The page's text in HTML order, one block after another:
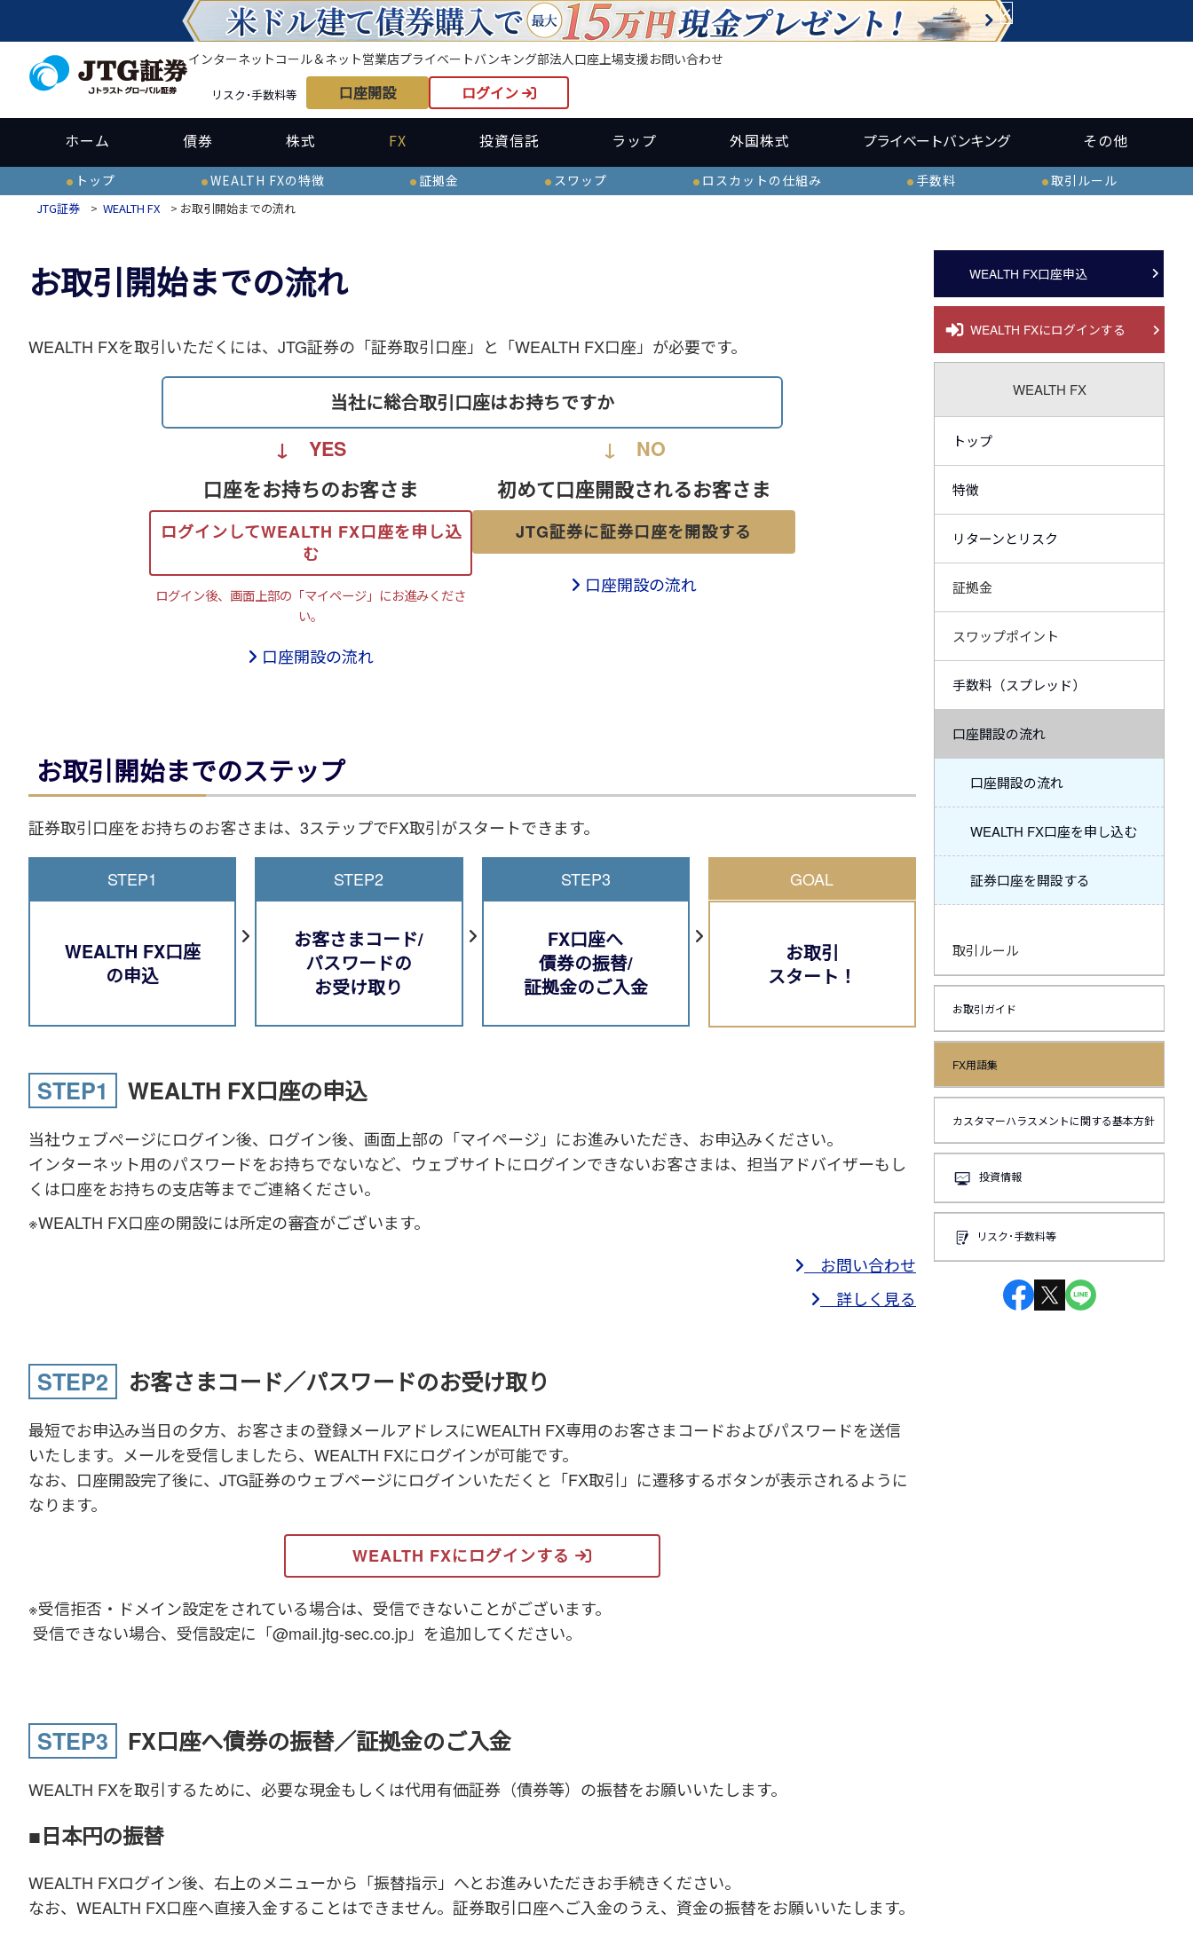
×
インターネットコール＆ネット営業店プライベートバンキング部法人口座上場支援お問い合わせ
リスク･手数料等 口座開設 ログイン
ホーム 債券 株式 FX 投資信託 ラップ 外国株式 プライベートバンキング その他
トップ WEALTH FXの特徴 証拠金 スワップ ロスカットの仕組み 手数料 取引ルール
JTG証券 > WEALTH FX > お取引開始までの流れ
お取引開始までの流れ
WEALTH FXを取引いただくには、JTG証券の「証券取引口座」と「WEALTH FX口座」が必要です。
当社に総合取引口座はお持ちですか
↓ YES
口座をお持ちのお客さま
ログインしてWEALTH FX口座を申し込
む
ログイン後、画面上部の 「マイページ」にお進みくださ
い。
口座開設の流れ
↓ NO
初めて口座開設されるお客さま
JTG証券に証券口座を開設する
口座開設の流れ
お取引開始までのステップ
証券取引口座をお持ちのお客さまは、3ステップでFX取引がスタートできます。
STEP1
WEALTH FX口座
の申込
STEP2
お客さまコード/
パスワードの
お受け取り
STEP3
FX口座へ
債券の振替/
証拠金のご入金
GOAL
お取引
スタート！
STEP1 WEALTH FX口座の申込
当社ウェブぺージにログイン後、ログイン後、画面上部の「マイページ」にお進みいただき、お申込みください。
インターネット用のパスワードをお持ちでないなど、ウェブサイトにログインできないお客さまは、担当アドバイザーもし
くは口座をお持ちの支店等までご連絡ください。
※WEALTH FX口座の開設には所定の審査がございます。
お問い合わせ
詳しく見る
STEP2 お客さまコード／パスワードのお受け取り
最短でお申込み当日の夕方、お客さまの登録メールアドレスにWEALTH FX専用のお客さまコードおよびパスワードを送信
いたします。メールを受信しましたら、WEALTH FXにログインが可能です。
なお、口座開設完了後に、JTG証券のウェブページにログインいただくと「FX取引」に遷移するボタンが表示されるように
なります。
WEALTH FXにログインする
※受信拒否・ドメイン設定をされている場合は、受信できないことがございます。
受信できない場合、受信設定に「@mail.jtg-sec.co.jp」を追加してください。
STEP3 FX口座へ債券の振替／証拠金のご入金
WEALTH FXを取引するために、必要な現金もしくは代用有価証券（債券等）の振替をお願いいたします。
■日本円の振替
WEALTH FXログイン後、右上のメニューから「振替指示」へとお進みいただきお手続きください。
なお、WEALTH FX口座へ直接入金することはできません。証券取引口座へご入金のうえ、資金の振替をお願いいたします。
WEALTH FX口座申込
WEALTH FXにログインする
WEALTH FX
トップ
特徴
リターンとリスク
証拠金
スワップポイント
手数料（スプレッド）
口座開設の流れ
口座開設の流れ
WEALTH FX口座を申し込む
証券口座を開設する
取引ルール
お取引ガイド
FX用語集
カスタマーハラスメントに関する基本方針
投資情報
リスク･手数料等